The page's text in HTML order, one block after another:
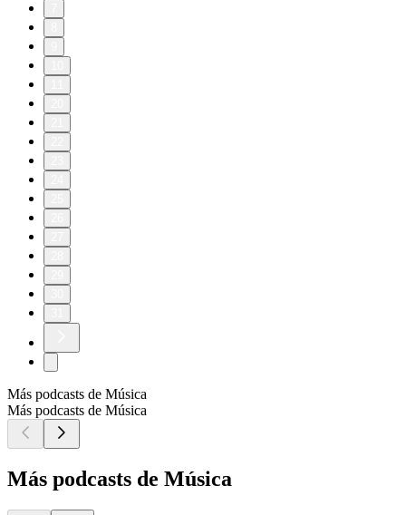
Más podcasts de Música
Más podcasts de Música
Más podcasts de Música